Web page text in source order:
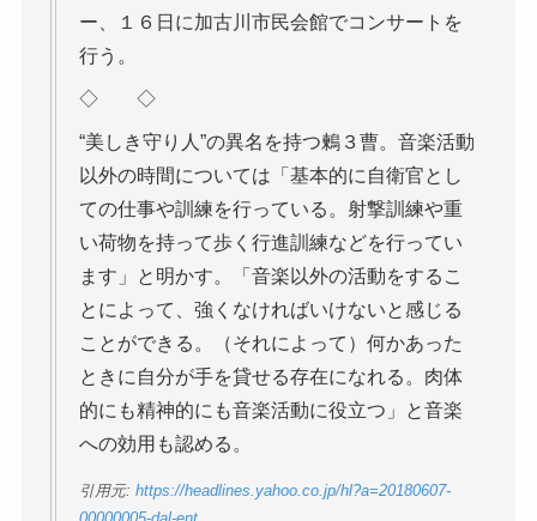
ー、１６日に加古川市民会館でコンサートを
行う。
◇ ◇
“美しき守り人”の異名を持つ鶫３曹。音楽活動
以外の時間については「基本的に自衛官とし
ての仕事や訓練を行っている。射撃訓練や重
い荷物を持って歩く行進訓練などを行ってい
ます」と明かす。「音楽以外の活動をするこ
とによって、強くなければいけないと感じる
ことができる。（それによって）何かあった
ときに自分が手を貸せる存在になれる。肉体
的にも精神的にも音楽活動に役立つ」と音楽
への効用も認める。
引用元: https://headlines.yahoo.co.jp/hl?a=20180607-